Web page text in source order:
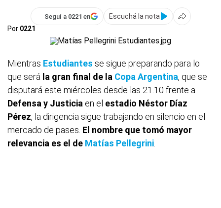
Seguí a 0221 en
Escuchá la nota
Por 0221
Mientras Estudiantes se sigue preparando para lo
que será la gran final de la Copa Argentina, que se
disputará este miércoles desde las 21.10 frente a
Defensa y Justicia en el estadio Néstor Díaz
Pérez, la dirigencia sigue trabajando en silencio en el
mercado de pases. El nombre que tomó mayor
relevancia es el de Matías Pellegrini